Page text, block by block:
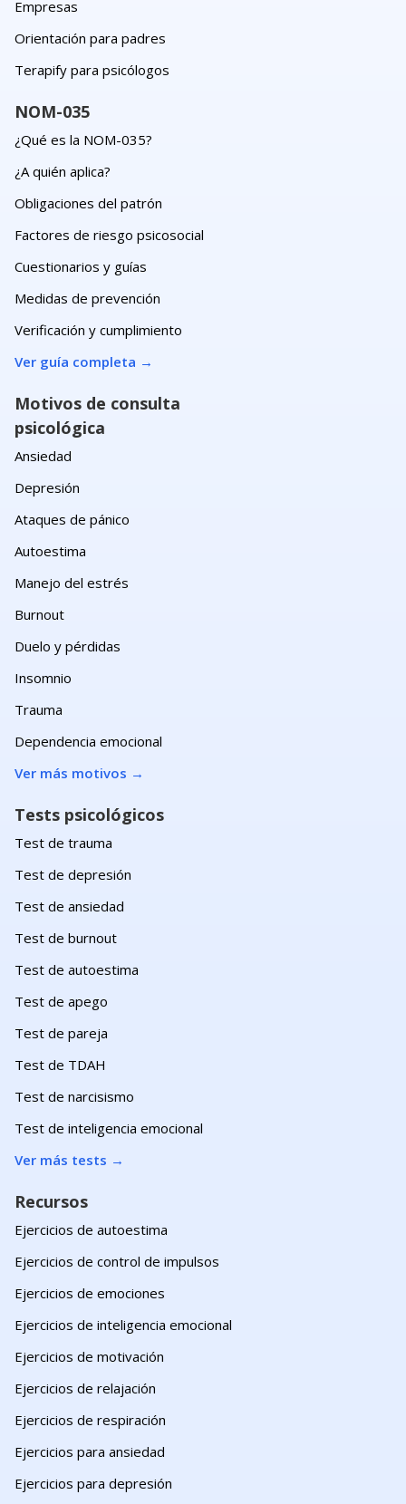
Empresas
Orientación para padres
Terapify para psicólogos
NOM-035
¿Qué es la NOM-035?
¿A quién aplica?
Obligaciones del patrón
Factores de riesgo psicosocial
Cuestionarios y guías
Medidas de prevención
Verificación y cumplimiento
Ver guía completa →
Motivos de consulta
psicológica
Ansiedad
Depresión
Ataques de pánico
Autoestima
Manejo del estrés
Burnout
Duelo y pérdidas
Insomnio
Trauma
Dependencia emocional
Ver más motivos →
Tests psicológicos
Test de trauma
Test de depresión
Test de ansiedad
Test de burnout
Test de autoestima
Test de apego
Test de pareja
Test de TDAH
Test de narcisismo
Test de inteligencia emocional
Ver más tests →
Recursos
Ejercicios de autoestima
Ejercicios de control de impulsos
Ejercicios de emociones
Ejercicios de inteligencia emocional
Ejercicios de motivación
Ejercicios de relajación
Ejercicios de respiración
Ejercicios para ansiedad
Ejercicios para depresión